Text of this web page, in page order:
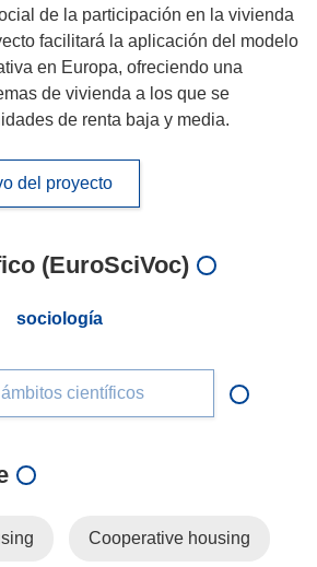
de la participación en la vivienda
facilitará la aplicación del modelo
en Europa, ofreciendo una
de vivienda a los que se
de renta baja y media.
del proyecto
(EuroSciVoc)
sociología
científicos
Cooperative housing